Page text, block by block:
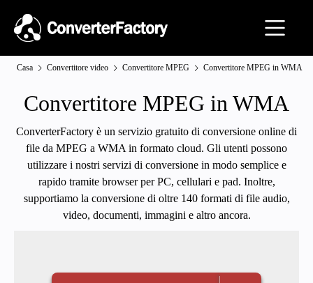
Casa Convertitore video Convertitore MPEG Convertitore MPEG in WMA
Convertitore MPEG in WMA
ConverterFactory è un servizio gratuito di conversione online di
file da MPEG a WMA in formato cloud. Gli utenti possono
utilizzare i nostri servizi di conversione in modo semplice e
rapido tramite browser per PC, cellulari e pad. Inoltre,
supportiamo la conversione di oltre 140 formati di file audio,
video, documenti, immagini e altro ancora.